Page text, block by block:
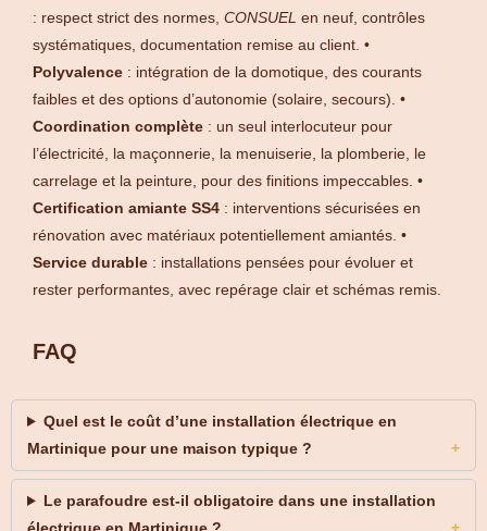
: respect strict des normes, CONSUEL en neuf, contrôles
systématiques, documentation remise au client. •
Polyvalence : intégration de la domotique, des courants
faibles et des options d’autonomie (solaire, secours). •
Coordination complète : un seul interlocuteur pour
l’électricité, la maçonnerie, la menuiserie, la plomberie, le
carrelage et la peinture, pour des finitions impeccables. •
Certification amiante SS4 : interventions sécurisées en
rénovation avec matériaux potentiellement amiantés. •
Service durable : installations pensées pour évoluer et
rester performantes, avec repérage clair et schémas remis.
FAQ
Quel est le coût d’une installation électrique en
Martinique pour une maison typique ?
Le parafoudre est-il obligatoire dans une installation